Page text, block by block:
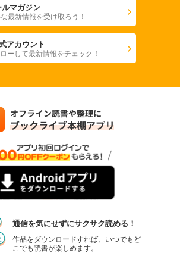
ルマガジン
最新情報を受け取ろう！
アカウント
ーして最新情報をチェック！
通信を気にせずにサクサク読める！
作品をダウンロードすれば、いつでもど
こでも読書が楽しめます。